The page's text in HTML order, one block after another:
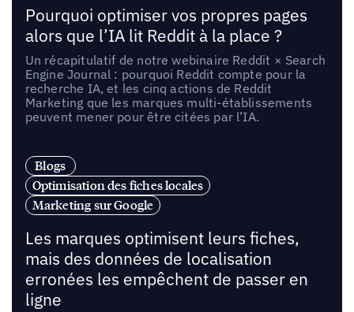
Pourquoi optimiser vos propres pages
alors que l’IA lit Reddit à la place ?
Un récapitulatif de notre webinaire Reddit × Search
Engine Journal : pourquoi Reddit compte pour la
recherche IA, et les cinq actions de Reddit
Marketing que les marques multi-établissements
peuvent mener pour être citées par l’IA.
Blogs
Optimisation des fiches locales
Marketing sur Google
Les marques optimisent leurs fiches,
mais des données de localisation
erronées les empêchent de passer en
ligne